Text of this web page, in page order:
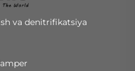
va denitrifikatsiya